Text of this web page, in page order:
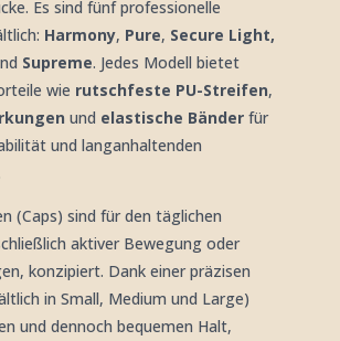
Es sind fünf professionelle
Harmony, Pure, Secure Light,
Supreme. Jedes Modell bietet
wie rutschfeste PU-Streifen,
und elastische Bänderfür
und langanhaltenden
(Caps) sind für den täglichen
aktiver Bewegung oder
konzipiert. Dank einer präzisen
in Small, Medium und Large)
und dennoch bequemen Halt,